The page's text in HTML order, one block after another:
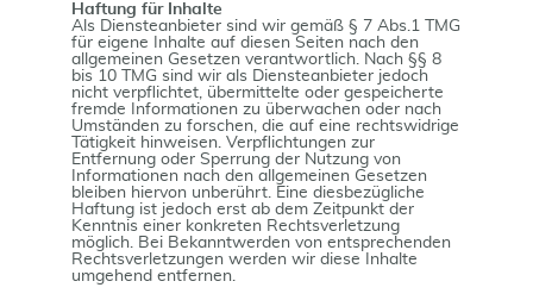
Haftung für Inhalte
Als Diensteanbieter sind wir gemäß § 7 Abs.1 TMG
für eigene Inhalte auf diesen Seiten nach den
allgemeinen Gesetzen verantwortlich. Nach §§ 8
bis 10 TMG sind wir als Diensteanbieter jedoch
nicht verpflichtet, übermittelte oder gespeicherte
fremde Informationen zu überwachen oder nach
Umständen zu forschen, die auf eine rechtswidrige
Tätigkeit hinweisen. Verpflichtungen zur
Entfernung oder Sperrung der Nutzung von
Informationen nach den allgemeinen Gesetzen
bleiben hiervon unberührt. Eine diesbezügliche
Haftung ist jedoch erst ab dem Zeitpunkt der
Kenntnis einer konkreten Rechtsverletzung
möglich. Bei Bekanntwerden von entsprechenden
Rechtsverletzungen werden wir diese Inhalte
umgehend entfernen.